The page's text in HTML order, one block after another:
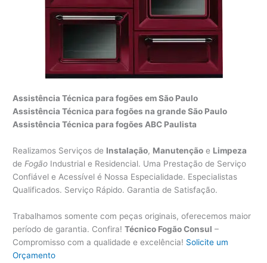
Assistência Técnica para fogões em São Paulo
Assistência Técnica para fogões na grande São Paulo
Assistência Técnica para fogões ABC Paulista
Realizamos Serviços de Instalação, Manutenção e Limpeza
de Fogão Industrial e Residencial. Uma Prestação de Serviço
Confiável e Acessível é Nossa Especialidade. Especialistas
Qualificados. Serviço Rápido. Garantia de Satisfação.
Trabalhamos somente com peças originais, oferecemos maior
período de garantia. Confira!Técnico Fogão Consul –
Compromisso com a qualidade e excelência! Solicite um
Orçamento